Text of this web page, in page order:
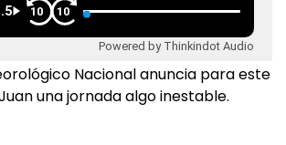
10 10
Powered by Thinkindot Audio
Nacional anuncia para este
una jornada algo inestable.